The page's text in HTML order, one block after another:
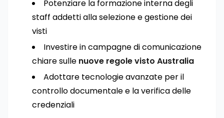
Potenziare la formazione interna degli
staff addetti alla selezione e gestione dei
visti
Investire in campagne di comunicazione
chiare sulle nuove regole visto Australia
Adottare tecnologie avanzate per il
controllo documentale e la verifica delle
credenziali